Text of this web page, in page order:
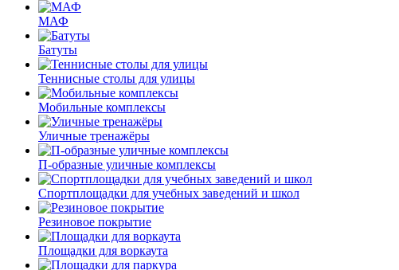
МАФ
Батуты
Теннисные столы для улицы
Мобильные комплексы
Уличные тренажёры
П-образные уличные комплексы
Спортплощадки для учебных заведений и школ
Резиновое покрытие
Площадки для воркаута